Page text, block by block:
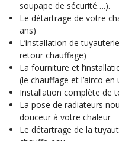
soupape de sécurité….).
Le détartrage de votre
ans)
L’installation de
retour chauffage)
La fourniture et
(le chauffage et l’airco en
Installation complète de
La pose de radiateurs
douceur à votre chaleur
Le détartrage de la